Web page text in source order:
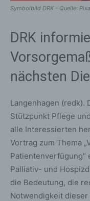
Symbolbild DRK - Quelle:
DRK
nächsten
Langenhagen (redk).
Stützpunkt Pflege
alle Interessierten
Vortrag zum Thema
Patientenverfügung“
Palliativ- und
die Bedeutung, die
Notwendigkeit